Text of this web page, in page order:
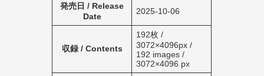
発売日 / Release
Date
2025-10-06
収録 / Contents
192枚 /
3072×4096px /
192 images /
3072×4096 px